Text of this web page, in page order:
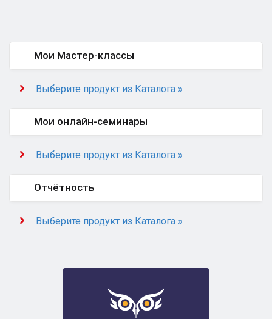
Мои Мастер-классы
Выберите продукт из Каталога »
Мои онлайн-семинары
Выберите продукт из Каталога »
Отчётность
Выберите продукт из Каталога »